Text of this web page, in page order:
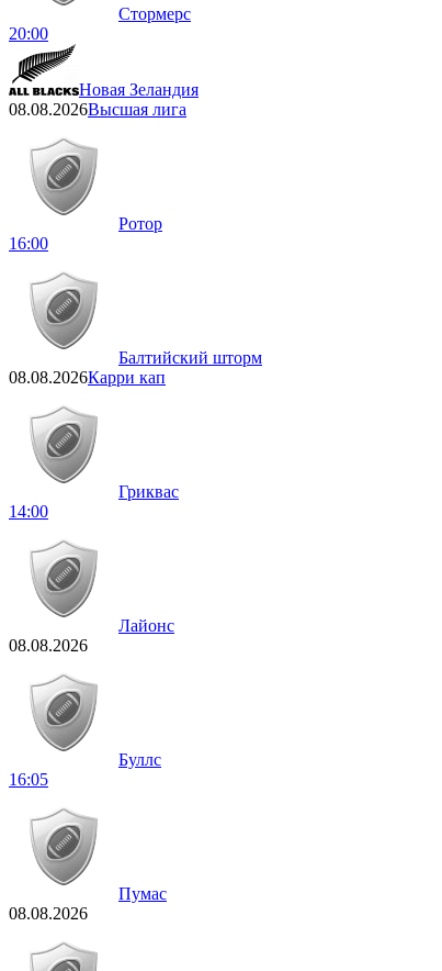
Стормерс
20:00
Новая Зеландия
08.08.2026Высшая лига
Ротор
16:00
Балтийский шторм
08.08.2026Карри кап
Гриквас
14:00
Лайонс
08.08.2026
Буллс
16:05
Пумас
08.08.2026